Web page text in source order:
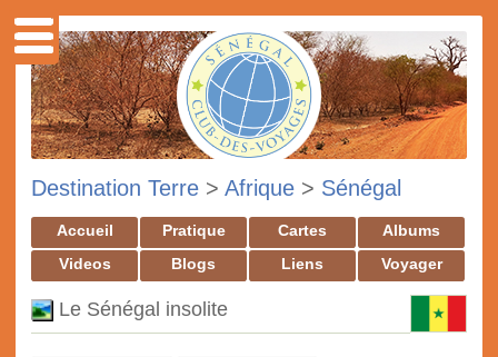
Destination Terre > Afrique > Sénégal
Accueil Pratique Cartes
Albums
Videos
Blogs Liens Voyager
Le Sénégal insolite